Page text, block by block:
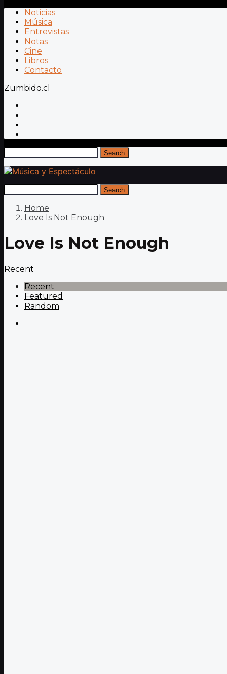
Noticias
Música
Entrevistas
Notas
Cine
Libros
Contacto
Zumbido.cl
Search
Search
Home
Love Is Not Enough
Love Is Not Enough
Recent
Recent
Featured
Random